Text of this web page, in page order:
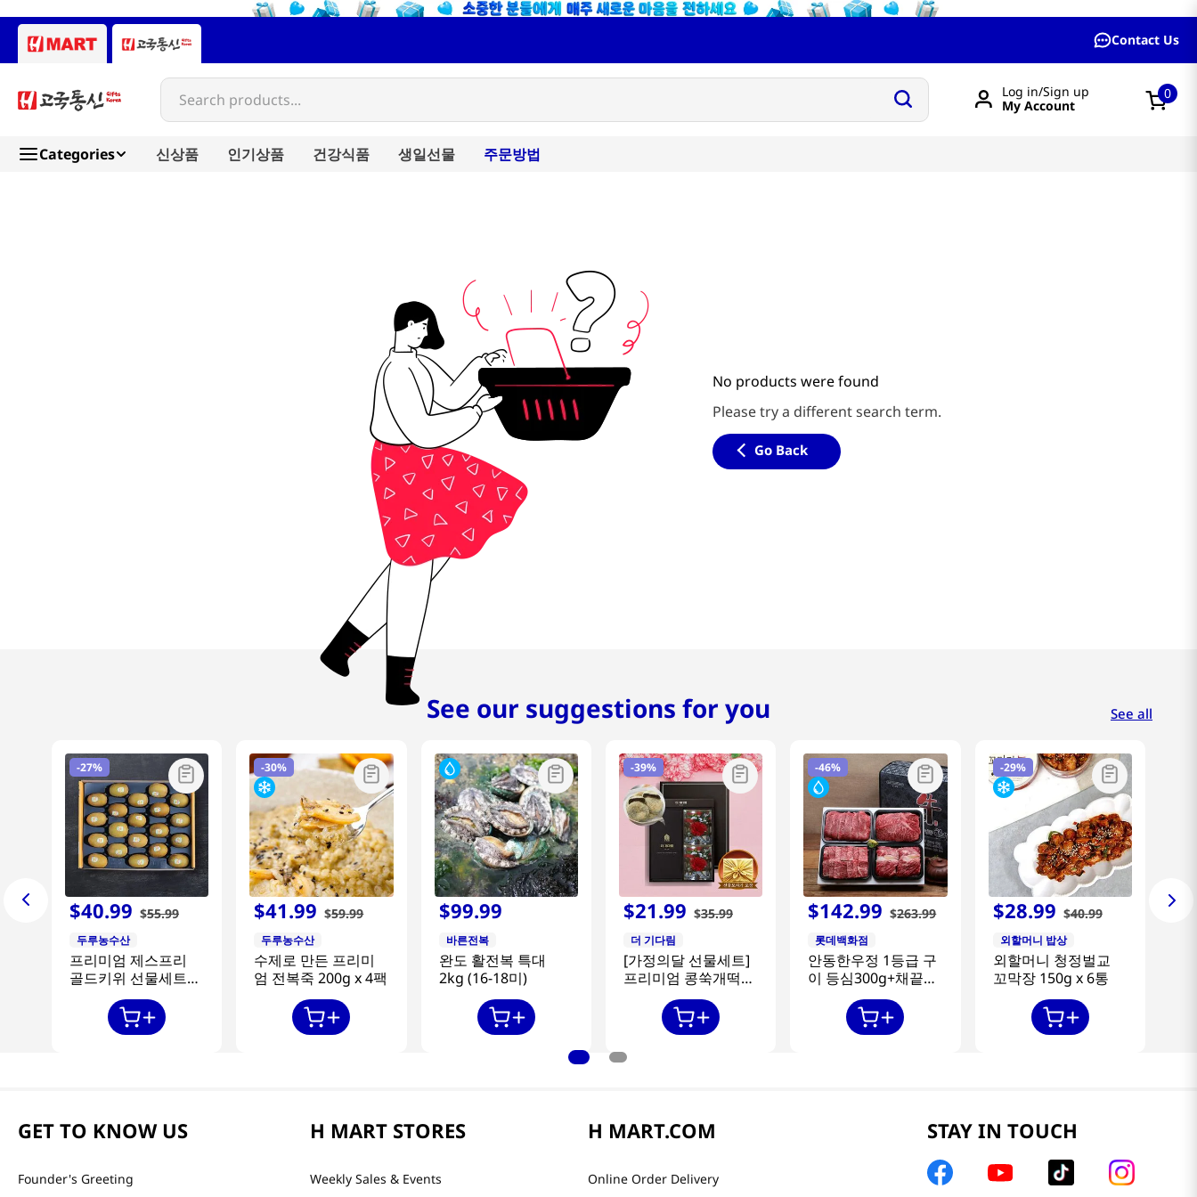
Contact Us
Search products...
Log in/Sign up
My Account
0
Categories 신상품 인기상품 건강식품 생일선물 주문방법
No products were found
Please try a different search term.
Go Back
See our suggestions for you
-27%
$40.99 $55.99
두루농수산
프리미엄 제스프리
골드키위 선물세트
-30%
$41.99 $59.99
두루농수산
수제로 만든 프리미
엄 전복죽 200g x 4팩
$99.99
바른전복
완도 활전복 특대
2kg (16-18미)
-39%
$21.99 $35.99
더 기다림
[가정의달 선물세트]
프리미엄 콩쑥개떡
840g + 카네이션 2개
-46%
$142.99 $263.99
롯데백화점
안동한우정 1등급 구
이 등심300g+채끝
300g+특수부위
300g+갈비살300g
-29%
$28.99 $40.99
외할머니 밥상
외할머니 청정벌교
꼬막장 150g x 6통
See all
GET TO KNOW US
Founder's Greeting
H MART STORES
Weekly Sales & Events
H MART.COM
Online Order Delivery
STAY IN TOUCH